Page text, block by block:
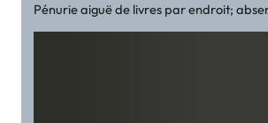
Pénurie aiguë de livres par endroit;